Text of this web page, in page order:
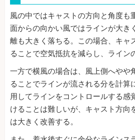
風の中ではキャストの方向と角度も
面からの向かい風ではラインが大き
離も大きく落ちる。この場合、キャ
ることで空気抵抗を減らし、ライン
一方で横風の場合は、風上側へやや
ることでラインが流される分を計算
用してラインをコントロールする感
けることは難しいが、キャスト方向
は大きく改善する。